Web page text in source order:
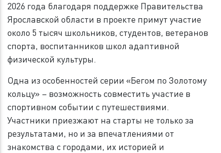
2026 года благодаря поддержке Правительства
Ярославской области в проекте примут участие
около 5 тысяч школьников, студентов, ветеранов
спорта, воспитанников школ адаптивной
физической культуры.
Одна из особенностей серии «Бегом по Золотому
кольцу» – возможность совместить участие в
спортивном событии с путешествиями.
Участники приезжают на старты не только за
результатами, но и за впечатлениями от
знакомства с городами, их историей и